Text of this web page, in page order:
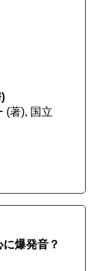
(著), 国立
爆発音？